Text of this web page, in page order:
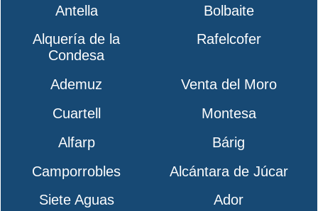
Antella
Bolbaite
Alquería de la
Condesa
Rafelcofer
Ademuz
Venta del Moro
Cuartell
Montesa
Alfarp
Bárig
Camporrobles
Alcántara de Júcar
Siete Aguas
Ador